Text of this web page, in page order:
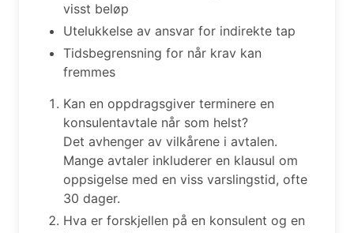
visst beløp
Utelukkelse av ansvar for indirekte tap
Tidsbegrensning for når krav kan
fremmes
Kan en oppdragsgiver terminere en
konsulentavtale når som helst?
Det avhenger av vilkårene i avtalen.
Mange avtaler inkluderer en klausul om
oppsigelse med en viss varslingstid, ofte
30 dager.
Hva er forskjellen på en konsulent og en